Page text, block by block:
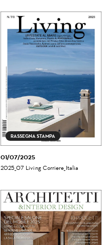
RASSEGNA STAMPA
01/07/2025
2025_07 Living Corriere_Italia